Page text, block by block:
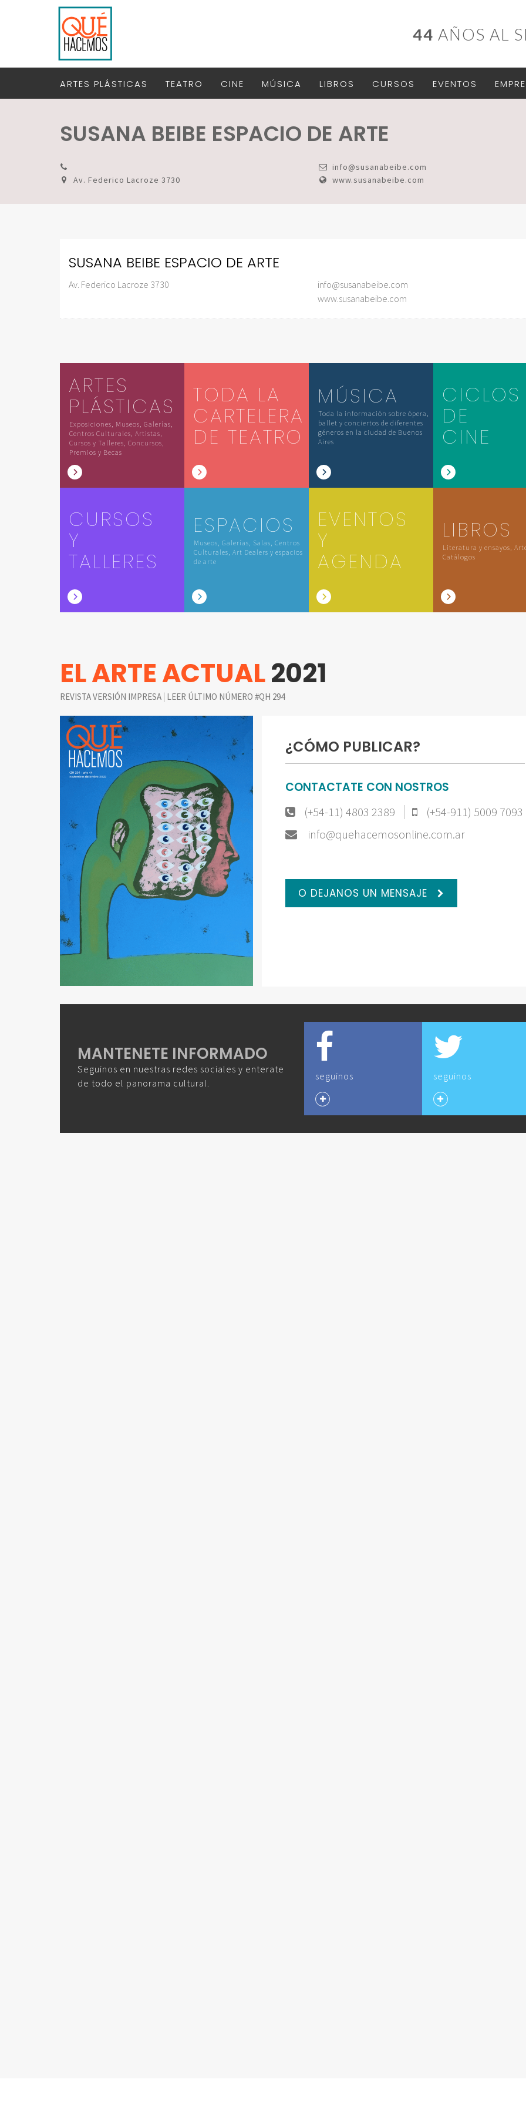
44 AÑOS AL
ARTES PLÁSTICAS TEATRO CINE MÚSICA LIBROS CURSOS EVENTOS
SUSANA BEIBE ESPACIO DE ARTE
info@susanabeibe.com
Av. Federico Lacroze 3730
www.susanabeibe.com
SUSANA BEIBE ESPACIO DE ARTE
Av. Federico Lacroze 3730
info@susanabeibe.com
www.susanabeibe.com
ARTES
PLÁSTICAS
Exposiciones, Museos, Galerías,
Centros Culturales, Artistas,
Cursos y Talleres, Concursos,
Premios y Becas
TODA LA
CARTELERA
DE TEATRO
MÚSICA
Toda la información sobre ópera,
ballet y conciertos de diferentes
géneros en la ciudad de Buenos
Aires
CICLOS
DE
CINE
CURSOS
Y
TALLERES
ESPACIOS
Museos, Galerías, Salas, Centros
Culturales, Art Dealers y espacios
de arte
EVENTOS
Y
AGENDA
LIBROS
Literatura y ensayos,
Catálogos
EL ARTE ACTUAL2021
REVISTA VERSIÓN IMPRESA | LEER ÚLTIMO NÚMERO #QH 294
¿CÓMO PUBLICAR?
CONTACTATE CON NOSTROS
(+54-11) 4803 2389
(+54-911) 5009 7093
info@quehacemosonline.com.ar
O DEJANOS UN MENSAJE
MANTENETE INFORMADO
Seguinos en nuestras redes sociales y enterate
de todo el panorama cultural.
seguinos seguinos